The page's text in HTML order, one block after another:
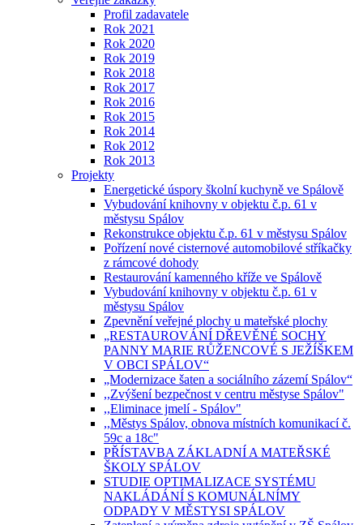
Profil zadavatele
Rok 2021
Rok 2020
Rok 2019
Rok 2018
Rok 2017
Rok 2016
Rok 2015
Rok 2014
Rok 2012
Rok 2013
Projekty
Energetické úspory školní kuchyně ve Spálově
Vybudování knihovny v objektu č.p. 61 v
městysu Spálov
Rekonstrukce objektu č.p. 61 v městysu Spálov
Pořízení nové cisternové automobilové stříkačky
z rámcové dohody
Restaurování kamenného kříže ve Spálově
Vybudování knihovny v objektu č.p. 61 v
městysu Spálov
Zpevnění veřejné plochy u mateřské plochy
„RESTAUROVÁNÍ DŘEVĚNÉ SOCHY
PANNY MARIE RŮŽENCOVÉ S JEŽÍŠKEM
V OBCI SPÁLOV“
„Modernizace šaten a sociálního zázemí Spálov“
,,Zvýšení bezpečnost v centru městyse Spálov"
,,Eliminace jmelí - Spálov"
,,Městys Spálov, obnova místních komunikací č.
59c a 18c"
PŘÍSTAVBA ZÁKLADNÍ A MATEŘSKÉ
ŠKOLY SPÁLOV
STUDIE OPTIMALIZACE SYSTÉMU
NAKLÁDÁNÍ S KOMUNÁLNÍMY
ODPADY V MĚSTYSI SPÁLOV